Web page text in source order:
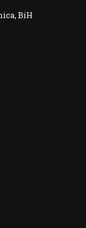
BiH